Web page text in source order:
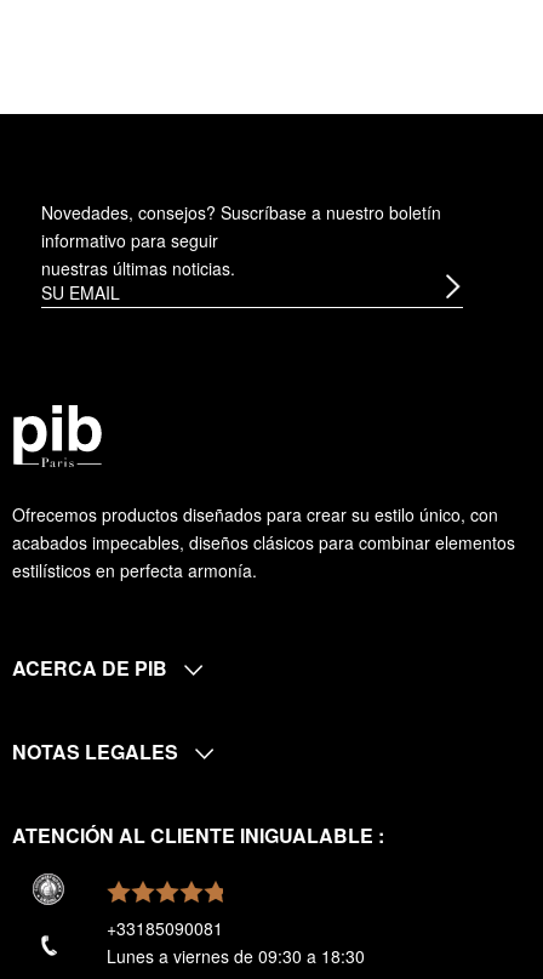
Ofrecemos productos diseñados para crear su estilo único, con
acabados impecables, diseños clásicos para combinar elementos
estilísticos en perfecta armonía.
Novedades, consejos? Suscríbase a nuestro boletín
informativo para seguir
nuestras últimas noticias.
ACERCA DE PIB
NOTAS LEGALES
ATENCIÓN AL CLIENTE INIGUALABLE :
+33185090081
Lunes a viernes de 09:30 a 18:30